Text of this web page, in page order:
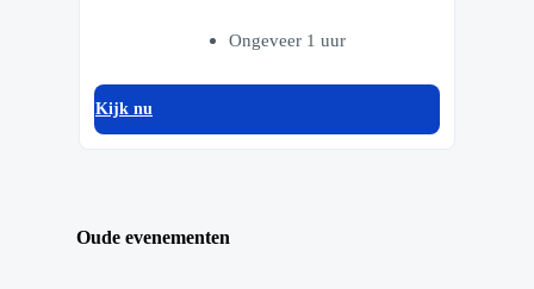
Ongeveer 1 uur
Kijk nu
Oude evenementen